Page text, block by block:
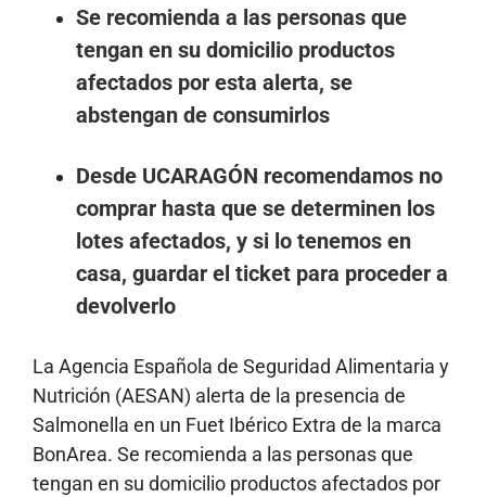
Se recomienda a las personas que
tengan en su domicilio productos
afectados por esta alerta, se
abstengan de consumirlos
Desde UCARAGÓN recomendamos no
comprar hasta que se determinen los
lotes afectados, y si lo tenemos en
casa, guardar el ticket para proceder a
devolverlo
La Agencia Española de Seguridad Alimentaria y
Nutrición (AESAN) alerta de la presencia de
Salmonella en un Fuet Ibérico Extra de la marca
BonArea. Se recomienda a las personas que
tengan en su domicilio productos afectados por